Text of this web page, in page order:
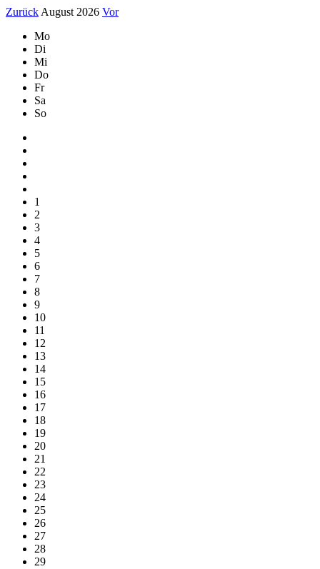
Zurück August 2026 Vor
Mo
Di
Mi
Do
Fr
Sa
So
1
2
3
4
5
6
7
8
9
10
11
12
13
14
15
16
17
18
19
20
21
22
23
24
25
26
27
28
29